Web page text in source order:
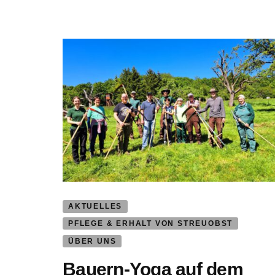
AKTUELLES
PFLEGE & ERHALT VON STREUOBST
ÜBER UNS
Bauern-Yoga auf dem